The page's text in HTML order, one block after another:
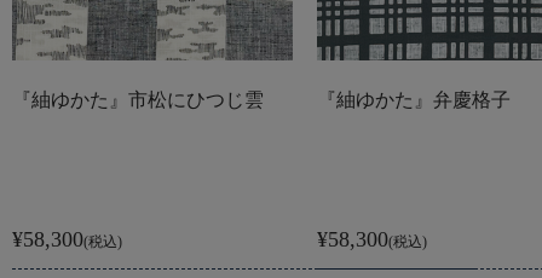
『紬ゆかた』市松にひつじ雲
¥58,300(税込)
『紬ゆかた』弁慶格子
¥58,300(税込)